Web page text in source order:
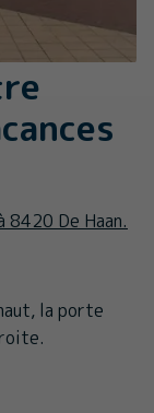
8420 De Haan.
la porte